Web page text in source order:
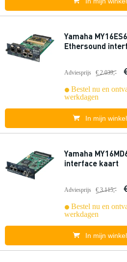
Yamaha
Ethersound
Adviesprijs € 2.039,-
Bestel nu en
werkdagen
In mijn
Yamaha
interface kaart
Adviesprijs € 3.115,-
Bestel nu en
werkdagen
In mijn